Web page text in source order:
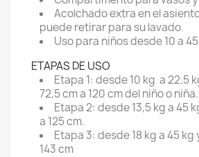
Acolchado extra en el
puede retirar para su lavado.
Uso para niños desde 10 a
ETAPAS DE USO
Etapa 1: desde 10 kg a 22,5
72,5 cm a 120 cm del niño o niña.
Etapa 2: desde 13,5 kg a 45
a 125 cm.
Etapa 3: desde 18 kg a 45 kg
143 cm